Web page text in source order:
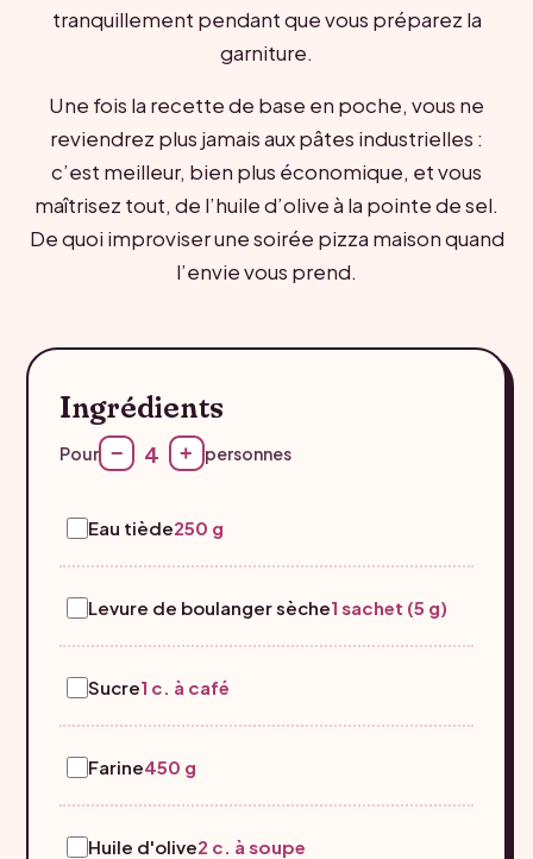
tranquillement pendant que vous préparez la
garniture.
Une fois la recette de base en poche, vous ne
reviendrez plus jamais aux pâtes industrielles :
c’est meilleur, bien plus économique, et vous
maîtrisez tout, de l’huile d’olive à la pointe de sel.
De quoi improviser une soirée pizza maison quand
l’envie vous prend.
Ingrédients
Pour − 4 + personnes
Eau tiède250 g
Levure de boulanger sèche1 sachet (5 g)
Sucre1 c. à café
Farine450 g
Huile d'olive2 c. à soupe